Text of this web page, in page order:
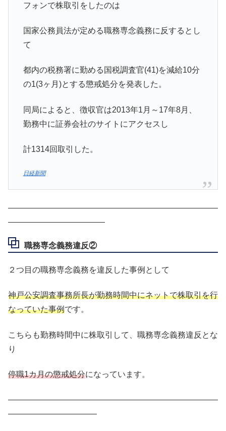
フォンで株取引をしたのは
国家公務員法が定める職務専念義務に反するとし
て
都内の税務署に勤める国税調査官(41)を減給10分
の1(3ヶ月)とする懲戒処分を発表した。
同局によると、徴収官は2013年1月～17年8月、
勤務中に証券会社のサイトにアクセスし
計1314回取引した。
日経新聞
――――――――――――――――――――――――――
――――――――――――
職務専念義務違反②
２つ目の職務専念義務を違反した事例として
神戸公安調査事務所長が勤務時間中にネットで株取引を行
なっていた事例です。
こちらも勤務時間中に株取引して、職務専念義務違反とな
り
停職1カ月の懲戒処分になっています。
――――――――――――――――――――――――――
―――――――――――